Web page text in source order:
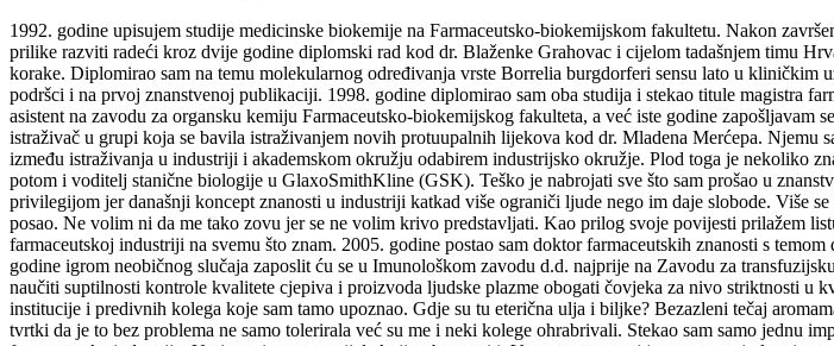
1992. godine upisujem studije medicinske biokemije na Farmaceutsko-biokemijskom fakultetu. Nakon
prilike razviti radeći kroz dvije godine diplomski rad kod dr. Blaženke Grahovac i cijelom tadašnjem timu
korake. Diplomirao sam na temu molekularnog određivanja vrste Borrelia burgdorferi sensu lato u
podršci i na prvoj znanstvenoj publikaciji. 1998. godine diplomirao sam oba studija i stekao titule magistra
asistent na zavodu za organsku kemiju Farmaceutsko-biokemijskog fakulteta, a već iste godine
istraživač u grupi koja se bavila istraživanjem novih protuupalnih lijekova kod dr. Mladena Merćepa. Njemu
između istraživanja u industriji i akademskom okružju odabirem industrijsko okružje. Plod toga je nekoliko
potom i voditelj stanične biologije u GlaxoSmithKline (GSK). Teško je nabrojati sve što sam prošao u
privilegijom jer današnji koncept znanosti u industriji katkad više ograniči ljude nego im daje slobode. Više
posao. Ne volim ni da me tako zovu jer se ne volim krivo predstavljati. Kao prilog svoje povijesti prilažem
farmaceutskoj industriji na svemu što znam. 2005. godine postao sam doktor farmaceutskih znanosti s
godine igrom neobičnog slučaja zaposlit ću se u Imunološkom zavodu d.d. najprije na Zavodu za
naučiti suptilnosti kontrole kvalitete cjepiva i proizvoda ljudske plazme obogati čovjeka za nivo striktnosti u
institucije i predivnih kolega koje sam tamo upoznao. Gdje su tu eterična ulja i biljke? Bezazleni tečaj
tvrtki da je to bez problema ne samo tolerirala već su me i neki kolege ohrabrivali. Stekao sam samo